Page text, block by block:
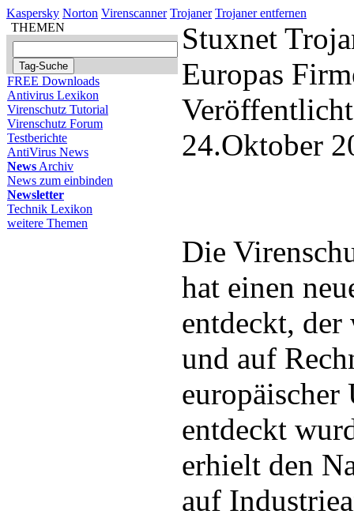
Kaspersky Norton Virenscanner Trojaner Trojaner entfernen
THEMEN
FREE Downloads
Antivirus Lexikon
Virenschutz Tutorial
Virenschutz Forum
Testberichte
AntiVirus News
News Archiv
News zum einbinden
Newsletter
Technik Lexikon
weitere Themen
Stuxnet
Europas
24.Oktober
Die
hat einen
entdeckt,
und auf
europäischer
entdeckt
erhielt den
auf